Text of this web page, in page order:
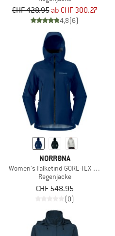
CHF 428.95 ab CHF 300.27
4,8(6)
NORRØNA
Women's Falketind GORE-TEX Jacket
Regenjacke
CHF 548.95
(0)